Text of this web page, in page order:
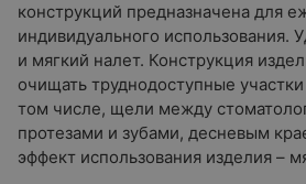
конструкций предназначена для
индивидуального использования.
и мягкий налет. Конструкция
очищать труднодоступные
том числе, щели между
протезами и зубами, десневым
эффект использования изделия –